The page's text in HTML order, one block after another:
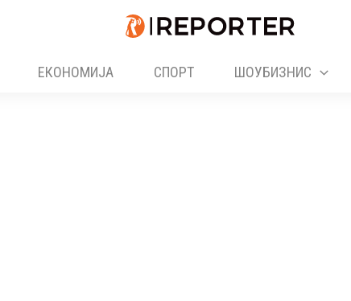
ЕКОНОМИЈА СПОРТ ШОУБИЗНИС